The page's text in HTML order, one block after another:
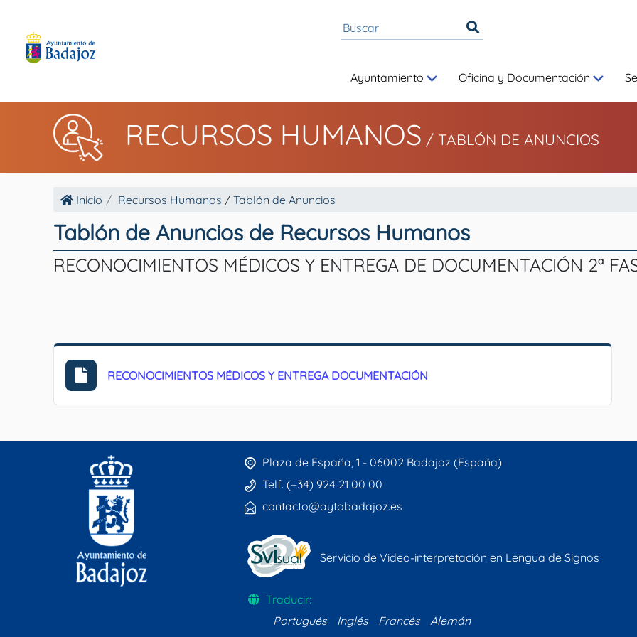
Ayuntamiento Oficina y Documentación
RECURSOS HUMANOS / TABLÓN DE ANUNCIOS
Inicio Recursos Humanos / Tablón de Anuncios
Tablón de Anuncios de Recursos Humanos
RECONOCIMIENTOS MÉDICOS Y ENTREGA DE DOCUMENTACIÓN 2ª
RECONOCIMIENTOS MÉDICOS Y ENTREGA DOCUMENTACIÓN
Plaza de España, 1 - 06002 Badajoz (España)
Telf. (+34) 924 21 00 00
contacto@aytobadajoz.es
Servicio de Video-interpretación en Lengua de Signos
Traducir:
Portugués
Inglés Francés Alemán